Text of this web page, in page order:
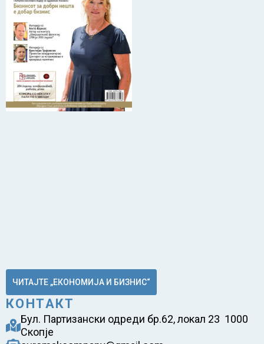
ЧИТАЈТЕ „ЕКОНОМИЈА И БИЗНИС“
КОНТАКТ
Бул. Партизански одреди бр.62, локал 23 1000
Скопје